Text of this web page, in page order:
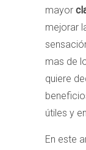
mayor
mejorar
mas de
quiere
útiles y
En este